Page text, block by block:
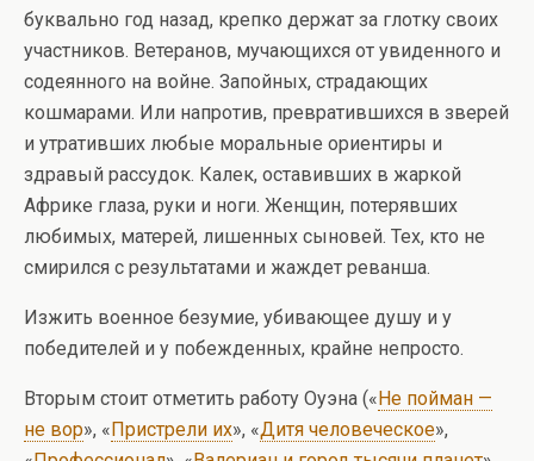
буквально год назад, крепко держат за глотку своих
участников. Ветеранов, мучающихся от увиденного и
содеянного на войне. Запойных, страдающих
кошмарами. Или напротив, превратившихся в зверей
и утративших любые моральные ориентиры и
здравый рассудок. Калек, оставивших в жаркой
Африке глаза, руки и ноги. Женщин, потерявших
любимых, матерей, лишенных сыновей. Тех, кто не
смирился с результатами и жаждет реванша.
Изжить военное безумие, убивающее душу и у
победителей и у побежденных, крайне непросто.
Вторым стоит отметить работу Оуэна («Не пойман —
не вор», «Пристрели их», «Дитя человеческое»,